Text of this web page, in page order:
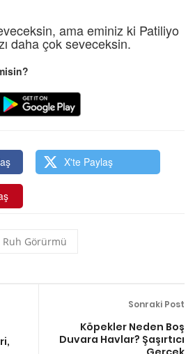
ama eminiz ki Patiliyo
daha çok seveceksin.
X'te Paylaş
Ruh Görürmü
Sonraki Post
Köpekler Neden Boş
Duvara Havlar? Şaşırtıcı